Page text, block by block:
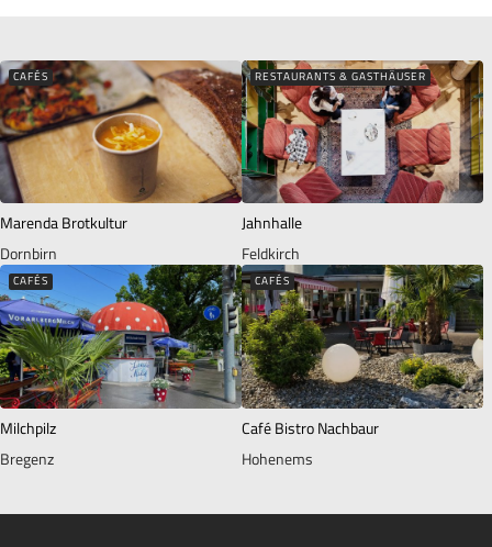
CAFÉS
Marenda Brotkultur
Dornbirn
RESTAURANTS & GASTHÄUSER
Jahnhalle
Feldkirch
CAFÉS
Milchpilz
Bregenz
CAFÉS
Café Bistro Nachbaur
Hohenems